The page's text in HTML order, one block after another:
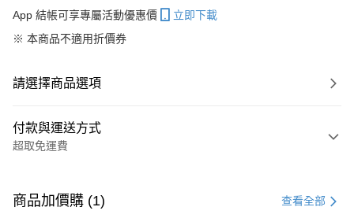
App 結帳可享專屬活動優惠價
立即下載
※ 本商品不適用折價券
請選擇商品選項
付款與運送方式
超取免運費
信用卡一次付款
商品加價購 (1) 查看全部